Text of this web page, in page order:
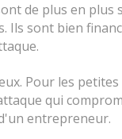
de plus en
sont bien
Pour les
qui
entrepreneur.